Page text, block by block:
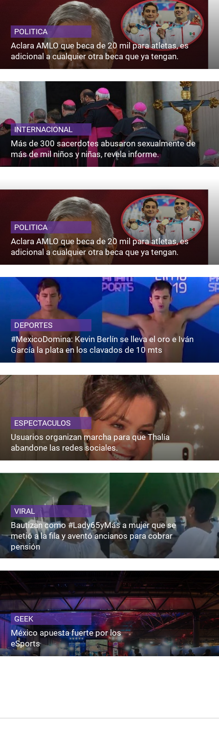
POLITICA
Aclara AMLO que beca de 20 mil para atletas, es
adicional a cualquier otra beca que ya tengan.
INTERNACIONAL
Más de 300 sacerdotes abusaron sexualmente de
más de mil niños y niñas, revela informe.
POLITICA
Aclara AMLO que beca de 20 mil para atletas, es
adicional a cualquier otra beca que ya tengan.
DEPORTES
#MexicoDomina: Kevin Berlín se lleva el oro e Iván
García la plata en los clavados de 10 mts
ESPECTACULOS
Usuarios organizan marcha para que Thalía
abandone las redes sociales.
VIRAL
Bautizan como #Lady65yMás a mujer que se
metió a la fila y aventó ancianos para cobrar
pensión
GEEK
México apuesta fuerte por los
eSports